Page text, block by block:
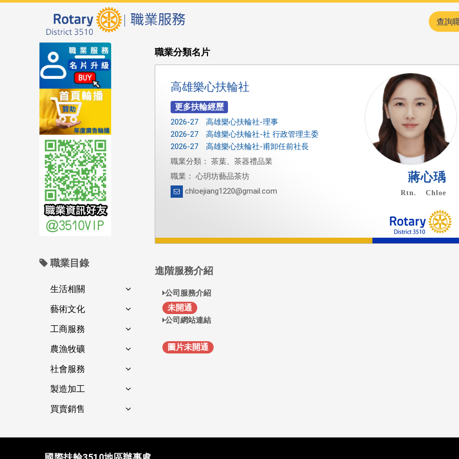
查詢
職業目錄
生活相關
藝術文化
工商服務
農漁牧礦
社會服務
製造加工
買賣銷售
職業分類名片
高雄樂心扶輪社
2026-27 高雄樂心扶輪社-理事
2026-27 高雄樂心扶輪社-社 行政管理主委
2026-27 高雄樂心扶輪社-甫卸任前社長
職業分類： 茶葉、茶器禮品業
職業： 心玥坊藝品茶坊
chloejiang1220@gmail.com
蔣心瑀
Rtn. Chloe
進階服務介紹
公司服務介紹
未開通
公司網站連結
圖片未開通